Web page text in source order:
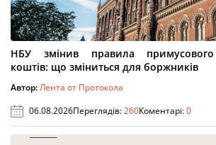
НБУ змінив правила
коштів: що зміниться для боржників
Автор:Лента от Протокола
06.08.2026Переглядів:260Коментарі:0